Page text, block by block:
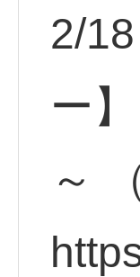
2/
ー
～